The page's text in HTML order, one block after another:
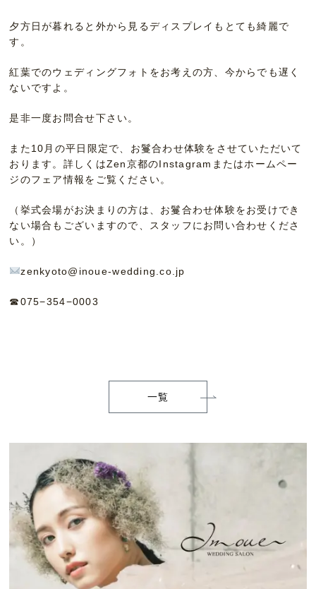
夕方日が暮れると外から見るディスプレイもとても綺麗で
す。
紅葉でのウェディングフォトをお考えの方、今からでも遅く
ないですよ。
是非一度お問合せ下さい。
また10月の平日限定で、お鬘合わせ体験をさせていただいて
おります。詳しくはZen京都のInstagramまたはホームペー
ジのフェア情報をご覧ください。
（挙式会場がお決まりの方は、お鬘合わせ体験をお受けでき
ない場合もございますので、スタッフにお問い合わせくださ
い。）
zenkyoto@inoue-wedding.co.jp
☎︎075−354−0003
一覧